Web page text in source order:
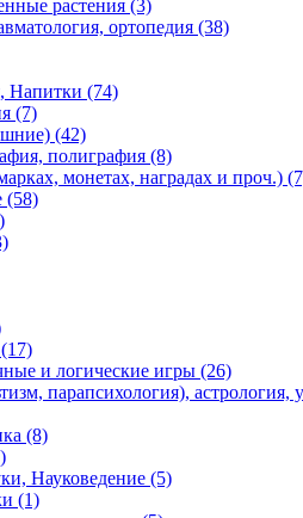
растения (3)
ортопедия (38)
Напитки (74)
(7)
(42)
полиграфия (8)
монетах, наградах и проч.)
(58)
и логические игры (26)
парапсихология), астрология,
(8)
Науковедение (5)
(1)